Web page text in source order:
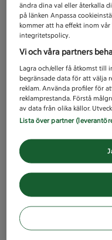
ändra dina val eller återkalla
på länken Anpassa
kommer att ha effekt inom
integritetspolicy.
Vi och våra partners
Lagra och/eller få åtkomst till
begränsade data för att välja
reklam. Använda profiler för
reklamprestanda. Förstå
av data från olika källor.
Lista över partner